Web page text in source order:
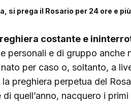
si prega il Rosario per 24 ore e
costante e
personali e di gruppo anche
per caso o, soltanto, a
preghiera perpetua del
quell’anno, nacquero i primi